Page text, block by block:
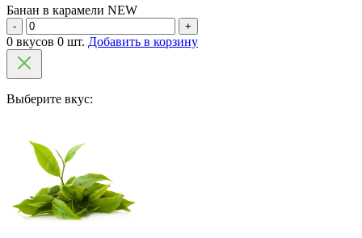
Банан в карамели NEW
- +
0 вкусов 0 шт. Добавить в корзину
Выберите вкус: